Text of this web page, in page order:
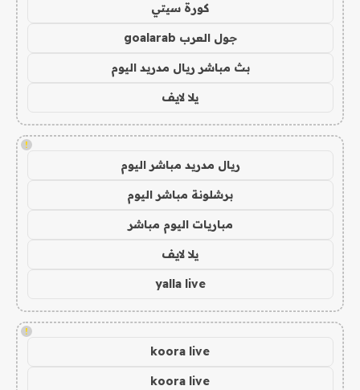
كورة سيتي
جول العرب goalarab
بث مباشر ريال مدريد اليوم
يلا لايف
!
ريال مدريد مباشر اليوم
برشلونة مباشر اليوم
مباريات اليوم مباشر
يلا لايف
yalla live
!
koora live
koora live